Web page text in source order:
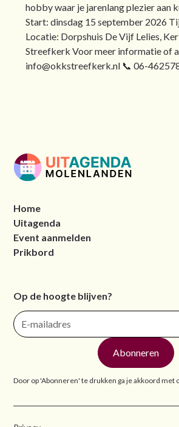
hobby waar je jarenlang plezier aan
Start: dinsdag 15 september 2026
Locatie: Dorpshuis De Vijf Lelies,
Streefkerk Voor meer informatie of
info@okkstreefkerk.nl 📞 06-
Home
Uitagenda
Event aanmelden
Prikbord
Op de hoogte blijven?
Door op 'Abonneren' te drukken ga je akkoord met